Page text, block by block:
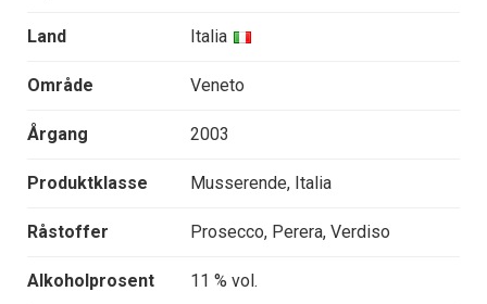
Land Italia
Område Veneto
Årgang 2003
Produktklasse Musserende, Italia
Råstoffer Prosecco, Perera, Verdiso
Alkoholprosent 11 % vol.